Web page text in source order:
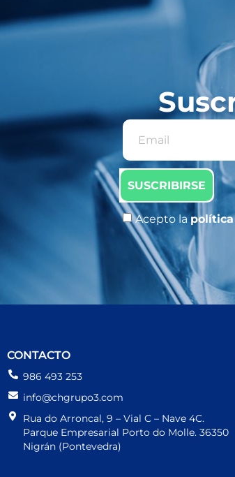
Acepto la
SUSCRIBIRSE
CONTACTO
986 493 253
info@chgrupo3.com
Rua do Arroncal, 9 – Vial C – Nave 4C.
Parque Empresarial Porto do Molle. 36350
Nigrán (Pontevedra)